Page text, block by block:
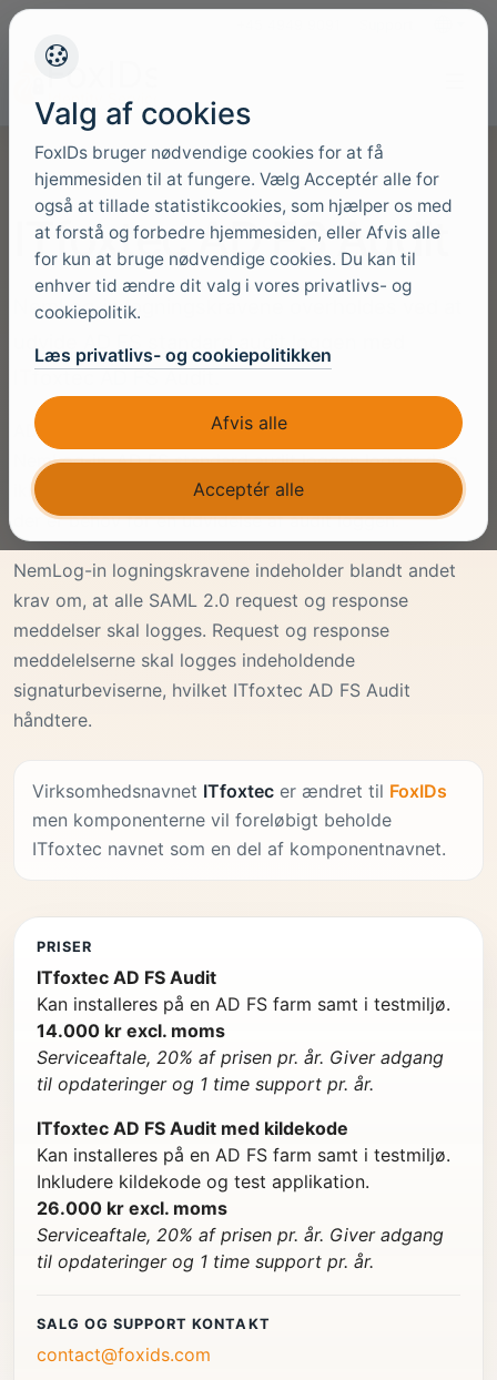
ITfoxtec AD FS Audit
NemLog-in logningskravene overholdes ved at
ITfoxtec AD FS Audit.
AD FS understøtter med SAML 2.0, integration til
NemLog-in. AD FS standard audit loggen logger dog
ikke alle de informationer, som NemLog-in kræver og
der er behov for en udvidelse af audit loggen.
NemLog-in logningskravene indeholder blandt andet
krav om, at alle SAML 2.0 request og response
meddelser skal logges. Request og response
meddelelserne skal logges indeholdende
signaturbeviserne, hvilket ITfoxtec AD FS Audit
håndtere.
Virksomhedsnavnet ITfoxtec er ændret til FoxIDs
men komponenterne vil foreløbigt beholde
ITfoxtec navnet som en del af komponentnavnet.
PRISER
ITfoxtec AD FS Audit
Kan installeres på en AD FS farm samt i testmiljø.
14.000 kr excl. moms
Serviceaftale, 20% af prisen pr. år. Giver adgang
til opdateringer og 1 time support pr. år.
ITfoxtec AD FS Audit med kildekode
Kan installeres på en AD FS farm samt i testmiljø.
Inkludere kildekode og test applikation.
26.000 kr excl. moms
Serviceaftale, 20% af prisen pr. år. Giver adgang
til opdateringer og 1 time support pr. år.
SALG OG SUPPORT KONTAKT
contact@foxids.com
Valg af cookies
FoxIDs bruger nødvendige cookies for at få
hjemmesiden til at fungere. Vælg Acceptér alle for
også at tillade statistikcookies, som hjælper os med
at forstå og forbedre hjemmesiden, eller Afvis alle
for kun at bruge nødvendige cookies. Du kan til
enhver tid ændre dit valg i vores privatlivs- og
cookiepolitik.
Læs privatlivs- og cookiepolitikken
Afvis alle
Acceptér alle